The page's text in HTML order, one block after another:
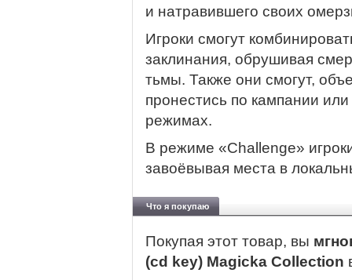
и натравившего своих
Игроки смогут
заклинания, обрушивая
тьмы. Также они смогут,
пронестись по кампании
режимах.
В режиме «Challenge»
завоёвывая места в
Что я покупаю
Покупая этот товар, вы
(cd key) Magicka Collection